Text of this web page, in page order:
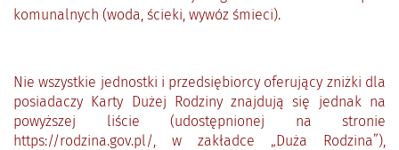
komunalnych (woda, ścieki, wywóz śmieci).
Nie wszystkie jednostki i przedsiębiorcy oferujący zniżki dla
posiadaczy Karty Dużej Rodziny znajdują się jednak na
powyższej liście (udostępnionej na stronie
https://rodzina.gov.pl/, w zakładce „Duża Rodzina”),